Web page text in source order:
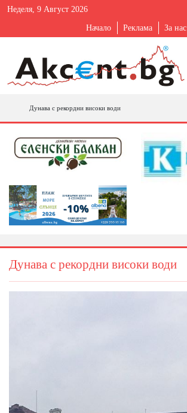
Неделя, 9 Август 2026
Начало Реклама За нас
Дунава с рекордни високи води
Дунава с рекордни високи води